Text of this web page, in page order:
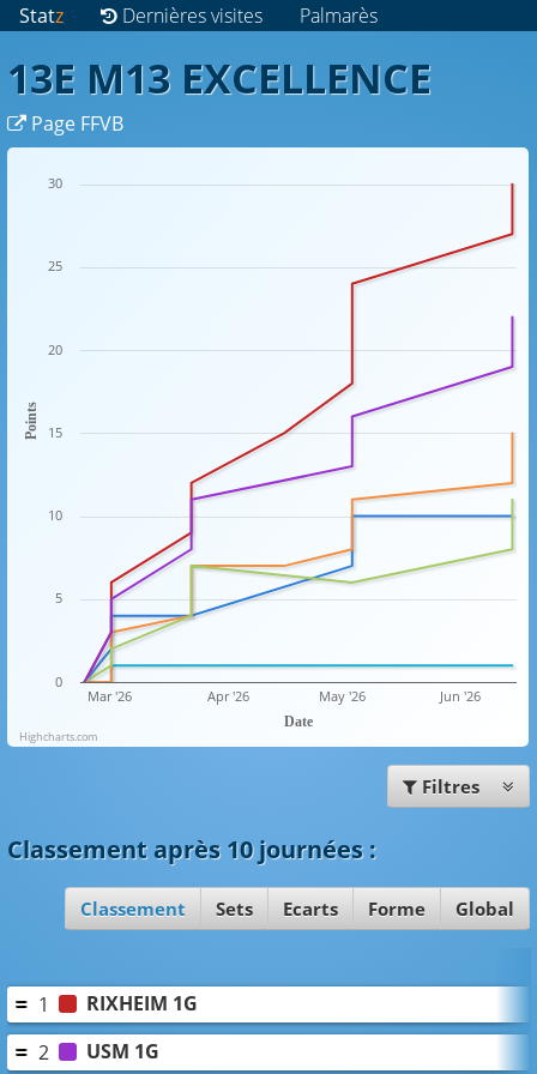
Statz Dernières visites Palmarès
13E M13 EXCELLENCE
Page FFVB
Date
Points
Mar '26 Apr '26 May '26 Jun '26
0
5
10
15
20
25
30
Highcharts.com
Filtres
Classement après 10 journées:
Classement Sets Ecarts Forme Global
1
RIXHEIM 1G
2
USM 1G